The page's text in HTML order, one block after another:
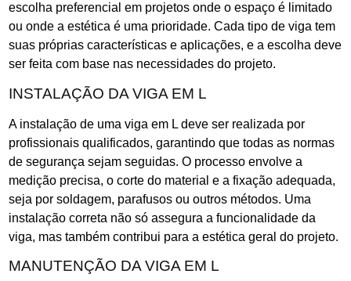
escolha preferencial em projetos onde o espaço é limitado
ou onde a estética é uma prioridade. Cada tipo de viga tem
suas próprias características e aplicações, e a escolha deve
ser feita com base nas necessidades do projeto.
INSTALAÇÃO DA VIGA EM L
A instalação de uma viga em L deve ser realizada por
profissionais qualificados, garantindo que todas as normas
de segurança sejam seguidas. O processo envolve a
medição precisa, o corte do material e a fixação adequada,
seja por soldagem, parafusos ou outros métodos. Uma
instalação correta não só assegura a funcionalidade da
viga, mas também contribui para a estética geral do projeto.
MANUTENÇÃO DA VIGA EM L